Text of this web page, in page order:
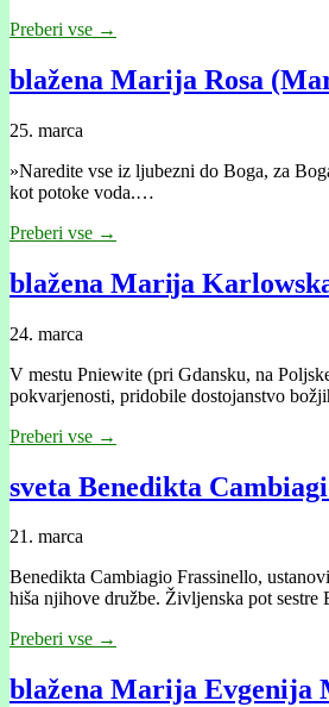
Preberi vse →
blažena Marija Rosa
25. marca
»Naredite vse iz ljubezni do Boga, za
kot potoke voda.…
Preberi vse →
blažena Marĳa
24. marca
V mestu Pniewite (pri Gdansku, na
pokvarjenosti, pridobile dostojanstvo
Preberi vse →
sveta Benedikta
21. marca
Benedikta Cambiagio Frassinello,
hiša njihove družbe. Življenska pot
Preberi vse →
blažena Marija Evgenija